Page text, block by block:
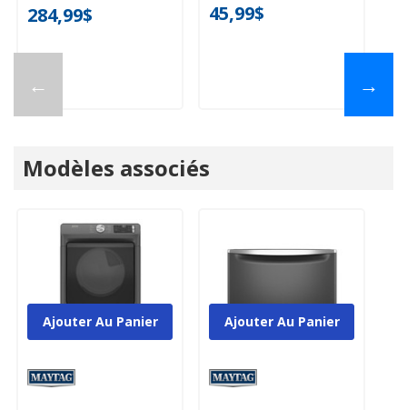
←
284,99$ 45,99$
→
Modèles associés
Ajouter Au Panier Ajouter Au Panier